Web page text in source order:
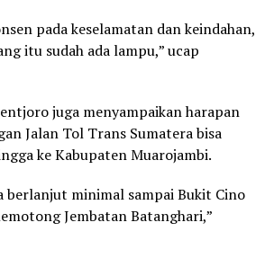
pada keselamatan dan keindahan,
itu sudah ada lampu,” ucap
juga menyampaikan harapan
Jalan Tol Trans Sumatera bisa
ke Kabupaten Muarojambi.
berlanjut minimal sampai Bukit Cino
Jembatan Batanghari,”